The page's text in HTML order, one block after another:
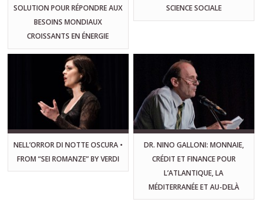
SOLUTION POUR RÉPONDRE AUX
BESOINS MONDIAUX
CROISSANTS EN ÉNERGIE
SCIENCE SOCIALE
NELL’ORROR DI NOTTE OSCURA •
FROM “SEI ROMANZE” BY VERDI
DR. NINO GALLONI: MONNAIE,
CRÉDIT ET FINANCE POUR
L’ATLANTIQUE, LA
MÉDITERRANÉE ET AU-DELÀ